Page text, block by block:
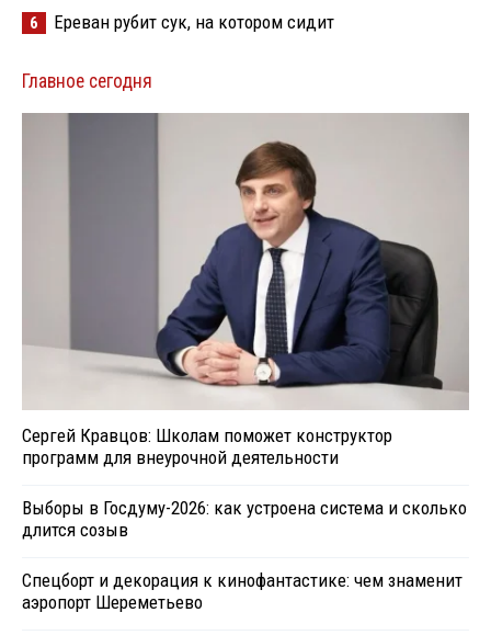
6 Ереван рубит сук, на котором сидит
Главное сегодня
Сергей Кравцов: Школам поможет конструктор
программ для внеурочной деятельности
Выборы в Госдуму-2026: как устроена система и сколько
длится созыв
Спецборт и декорация к кинофантастике: чем знаменит
аэропорт Шереметьево